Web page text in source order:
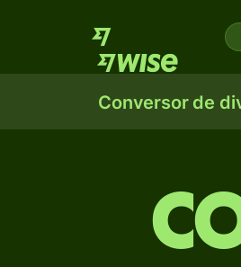
Conversor de